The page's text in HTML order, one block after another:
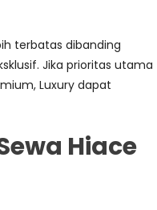
terbatas dibanding
Jika prioritas utama
Luxury dapat
Hiace